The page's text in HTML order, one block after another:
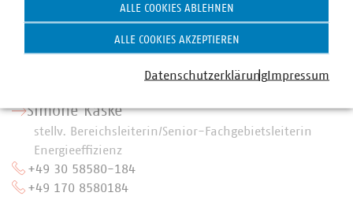
Simone Käske
stellv. Bereichsleiterin/Senior-Fachgebietsleiterin
Energieeffizienz
+49 30 58580-184
+49 170 8580184
ALLE COOKIES ABLEHNEN
ALLE COOKIES AKZEPTIEREN
DatenschutzerklärungImpressum